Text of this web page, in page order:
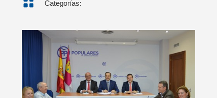
 Categorías: